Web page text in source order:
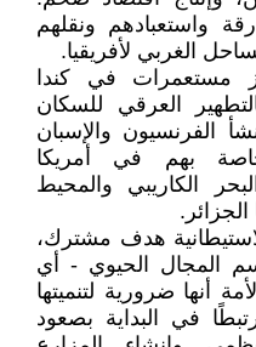
واستعبادهم ونقلهم
الغربي لأفريقيا.
مستعمرات في كندا
العرقي للسكان
الفرنسيون والإسبان
بهم في أمريكا
الكاريبي والمحيط
هدف مشترك،
المجال الحيوي - أي
أنها ضرورية لتنميتها
في البداية بصعود